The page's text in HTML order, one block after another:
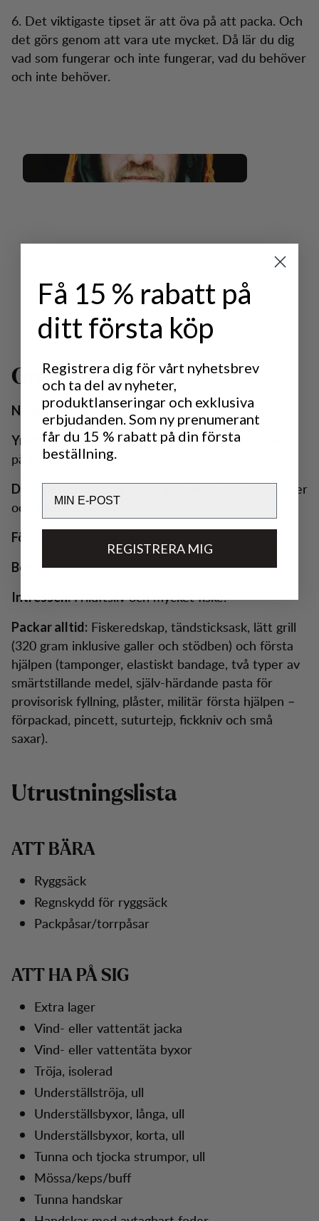
6. Det viktigaste tipset är att öva på att packa. Och
det görs genom att vara ute mycket. Då lär du dig
vad som fungerar och inte fungerar, vad du behöver
och inte behöver.
Om Håkan
Namn:Håkan Nyström
Yrke:
Produktutvecklare och designer för hårdvara
på Lundhags (i Järpen).
Dagar utomhus:Två dagar per vecka. Oavsett väder
och årstid.
Född och uppvuxen:
Bor: Undersåker i Jämtland
Intressen:Friluftsliv och mycket fiske.
Packar alltid: Fiskeredskap, tändsticksask, lätt grill
(320 gram inklusive galler och stödben) och första
hjälpen (tamponger, elastiskt bandage, två typer av
smärtstillande medel, själv-härdande pasta för
provisorisk fyllning, plåster, militär första hjälpen –
förpackad, pincett, suturtejp, fickkniv och små
saxar).
Utrustningslista
ATT BÄRA
Ryggsäck
Regnskydd för ryggsäck
Packpåsar/torrpåsar
ATT HA PÅ SIG
Extra lager
Vind- eller vattentät jacka
Vind- eller vattentäta byxor
Tröja, isolerad
Underställströja, ull
Underställsbyxor, långa, ull
Underställsbyxor, korta, ull
Tunna och tjocka strumpor, ull
Mössa/keps/buff
Tunna handskar
Få 15 % rabatt på
ditt första köp
Registrera dig för vårt nyhetsbrev
och ta del av nyheter,
produktlanseringar och exklusiva
erbjudanden. Som ny prenumerant
får du 15 % rabatt på din första
beställning.
REGISTRERA MIG